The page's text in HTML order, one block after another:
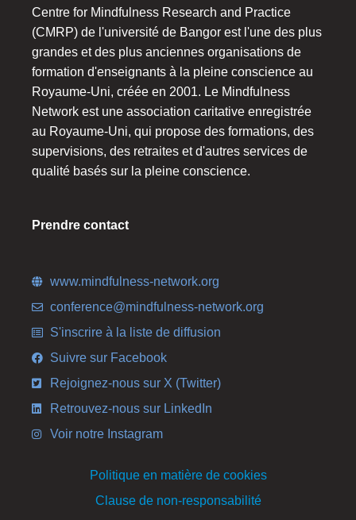
Centre for Mindfulness Research and Practice
(CMRP) de l'université de Bangor est l'une des plus
grandes et des plus anciennes organisations de
formation d'enseignants à la pleine conscience au
Royaume-Uni, créée en 2001. Le Mindfulness
Network est une association caritative enregistrée
au Royaume-Uni, qui propose des formations, des
supervisions, des retraites et d'autres services de
qualité basés sur la pleine conscience.
Prendre contact
www.mindfulness-network.org
conference@mindfulness-network.org
S'inscrire à la liste de diffusion
Suivre sur Facebook
Rejoignez-nous sur X (Twitter)
Retrouvez-nous sur LinkedIn
Voir notre Instagram
Politique en matière de cookies
Clause de non-responsabilité